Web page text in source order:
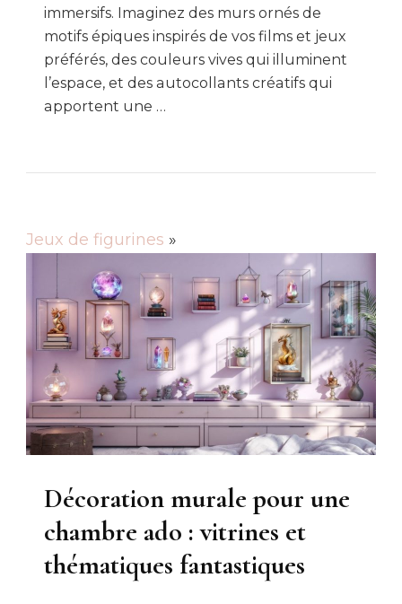
immersifs. Imaginez des murs ornés de
motifs épiques inspirés de vos films et jeux
préférés, des couleurs vives qui illuminent
l’espace, et des autocollants créatifs qui
apportent une …
Jeux de figurines »
Décoration murale pour une
chambre ado : vitrines et
thématiques fantastiques